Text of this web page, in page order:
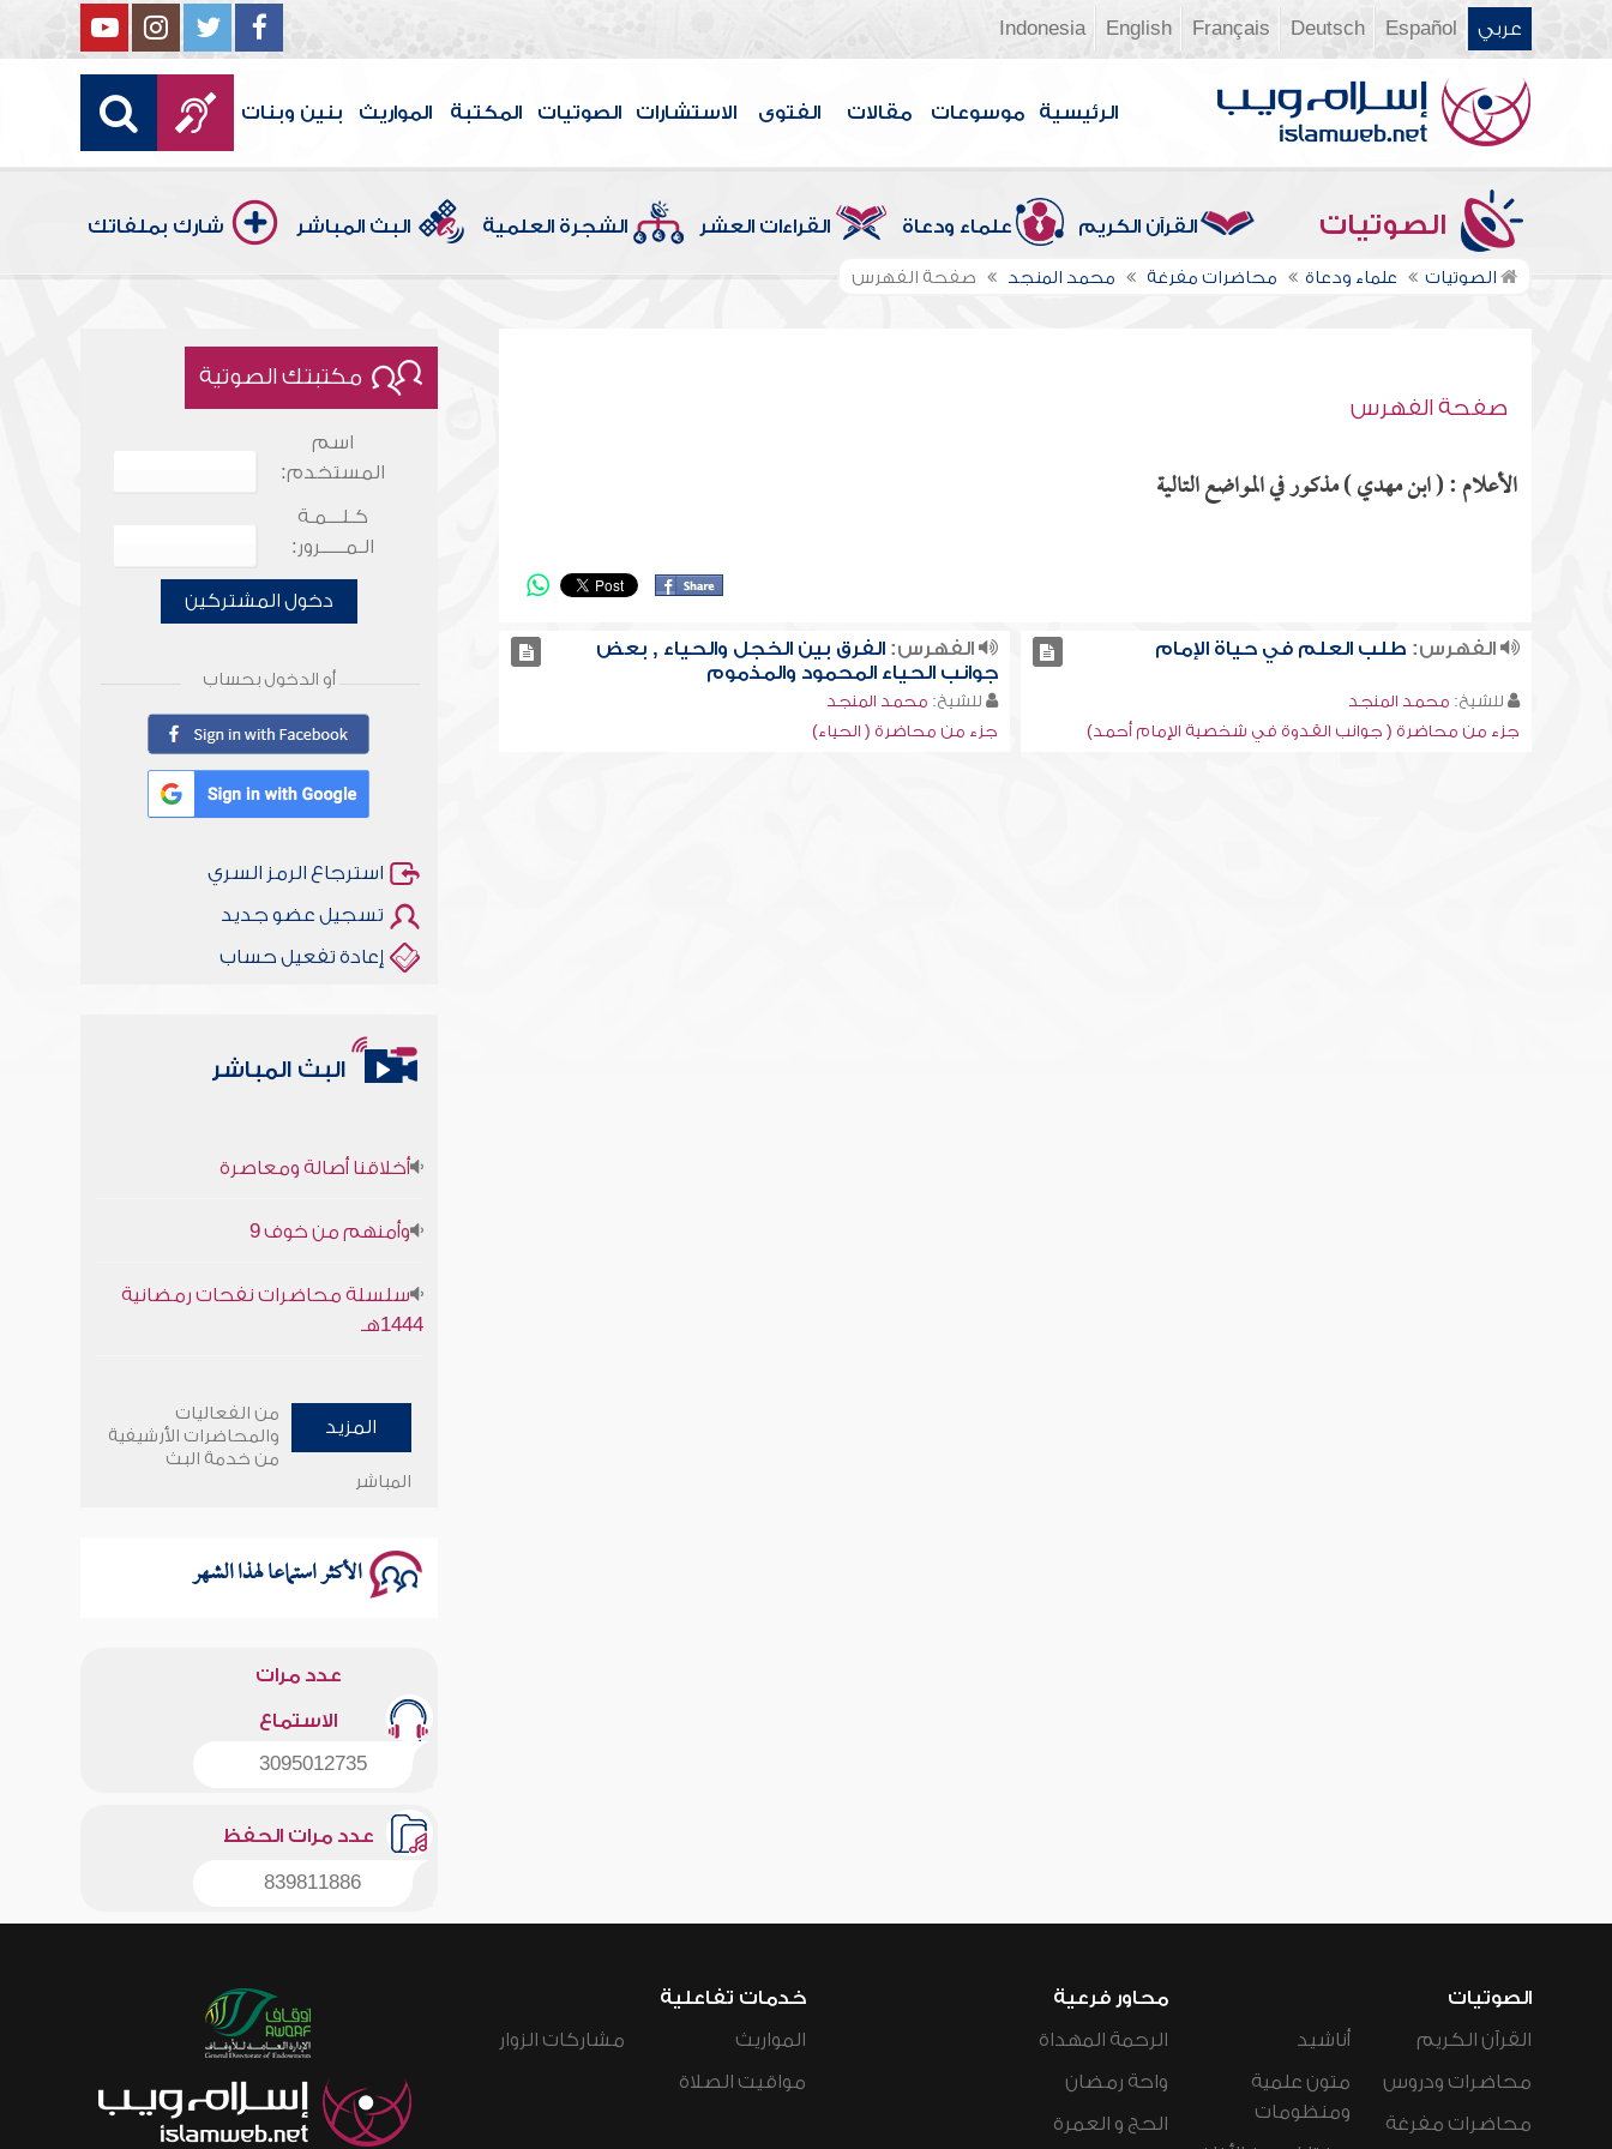
عربي Español
Deutsch
Français
English
Indonesia
الرئيسية موسوعات مقالات الفتوى الاستشارات الصوتيات المكتبة المواريث بنين وبنات
الصوتيات القرآن الكريم علماء ودعاة القراءات العشر الشجرة العلمية البث المباشر شارك بملفاتك
الصوتيات علماء ودعاة محاضرات مفرغة محمد المنجد صفحة الفهرس
صفحة الفهرس
الأعلام : ( ابن مهدي ) مذكور في المواضع التالية
الفهرس: طلب العلم في حياة الإمام
للشيخ: محمد المنجد
جزء من محاضرة ( جوانب القدوة في شخصية الإمام أحمد)
الفهرس: الفرق بين الخجل والحياء , بعض
جوانب الحياء المحمود والمذموم
للشيخ: محمد المنجد
جزء من محاضرة ( الحياء)
مكتبتك الصوتية
اسم
المستخدم:
كـلـــمـة
الـمـــــرور:
دخول المشتركين
أو الدخول بحساب
استرجاع الرمز السري
تسجيل عضو جديد
إعادة تفعيل حساب
البث المباشر
1444هـ
وأمنهم من خوف 9
المزيد
من الفعاليات
والمحاضرات الأرشيفية
من خدمة البث
المباشر
الأكثر استماعا لهذا الشهر
عدد مرات
الاستماع
3095012735
عدد مرات الحفظ
839811886
الصوتيات
القرآن الكريم
محاضرات ودروس
محاضرات مفرغة
أناشيد
متون علمية
ومنظومات
محاور فرعية
الرحمة المهداة
واحة رمضان
الحج و العمرة
خدمات تفاعلية
المواريث
مواقيت الصلاة
مشاركات الزوار